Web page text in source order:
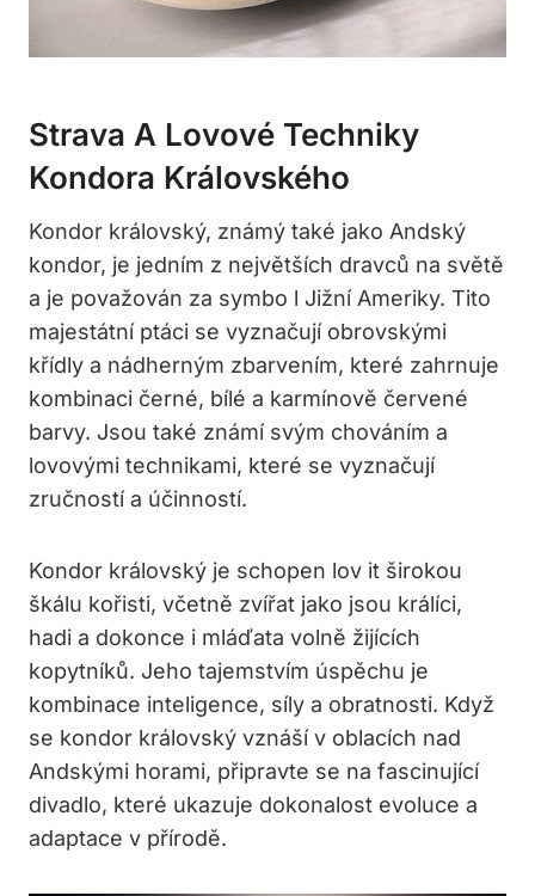
Strava A Lovové Techniky
Kondora Královského
Kondor královský, známý také jako Andský
kondor, je jedním z největších dravců na světě
a je považován za symbo l Jižní Ameriky. Tito
majestátní ptáci se vyznačují obrovskými
křídly a nádherným zbarvením, které zahrnuje
kombinaci černé, bílé a karmínově červené
barvy. Jsou také známí svým chováním a
lovovými technikami, které se vyznačují
zručností a účinností.
Kondor královský je schopen lov it širokou
škálu kořisti, včetně zvířat jako jsou králíci,
hadi a dokonce i mláďata volně žijících
kopytníků. Jeho tajemstvím úspěchu je
kombinace inteligence, síly a obratnosti. Když
se kondor královský vznáší v oblacích nad
Andskými horami, připravte se na fascinující
divadlo, které ukazuje dokonalost evoluce a
adaptace v přírodě.